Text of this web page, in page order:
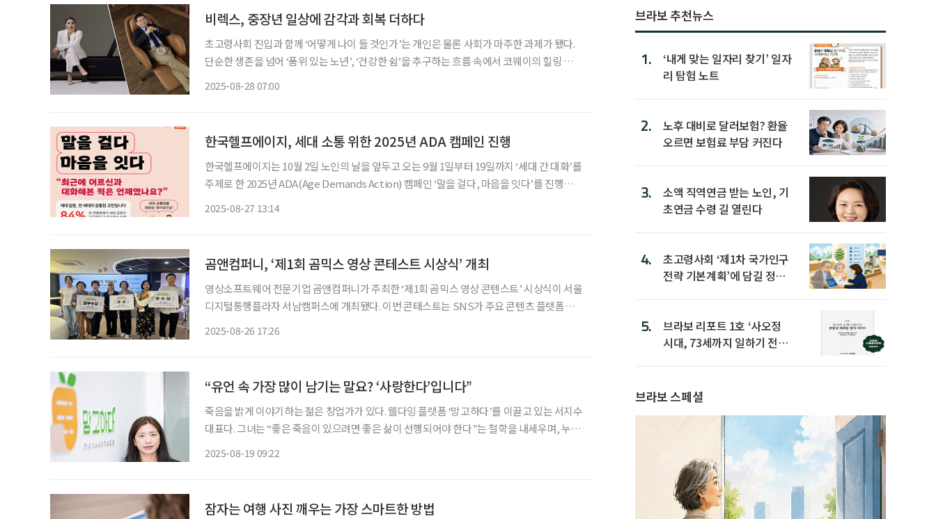
비렉스, 중장년 일상에 감각과 회복 더하다
초고령사회 진입과 함께 ‘어떻게 나이 들 것인가’는 개인은 물론 사회가 마주한 과제가 됐다.
단순한 생존을 넘어 ‘품위 있는 노년’, ‘건강한 쉼’을 추구하는 흐름 속에서 코웨이의 힐링 케어
2025-08-28 07:00
한국헬프에이지, 세대 소통 위한 2025년 ADA 캠페인 진행
한국헬프에이지는 10월 2일 노인의 날을 앞두고 오는 9월 1일부터 19일까지 ‘세대 간 대화’를
주제로 한 2025년 ADA(Age Demands Action) 캠페인 ‘말을 걸다, 마음을 잇다’를 진행한
2025-08-27 13:14
곰앤컴퍼니, ‘제1회 곰믹스 영상 콘테스트 시상식’ 개최
영상소프트웨어 전문기업 곰앤컴퍼니가 주최한 ‘제1회 곰믹스 영상 콘텐스트’ 시상식이 서울
디지털통행플라자 서남캠퍼스에 개최됐다. 이번 콘태스트는 SNS가 주요 콘텐츠 플랫폼으
2025-08-26 17:26
“유언 속 가장 많이 남기는 말요? ‘사랑한다’입니다”
죽음을 밝게 이야기하는 젊은 창업가가 있다. 웰다잉 플랫폼 ‘망고하다’를 이끌고 있는 서지수
대표다. 그녀는 “좋은 죽음이 있으려면 좋은 삶이 선행되어야 한다”는 철학을 내세우며, 누구
2025-08-19 09:22
잠자는 여행 사진 깨우는 가장 스마트한 방법
브라보 추천뉴스
1.
‘내게 맞는 일자리 찾기’ 일자
리 탐험 노트
2.
노후 대비로 달러보험? 환율
오르면 보험료 부담 커진다
3.
소액 직역연금 받는 노인, 기
초연금 수령 길 열린다
4.
초고령사회 ‘제1차 국가인구
전략 기본계획’에 담길 정책
5.
브라보 리포트 1호 ‘사오정
시대, 73세까지 일하기 전략’
브라보 스페셜